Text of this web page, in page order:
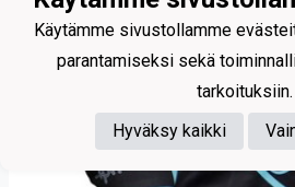
Käytämme sivustollamme
parantamiseksi sekä
tarkoituksiin.
Hyväksy kaikki